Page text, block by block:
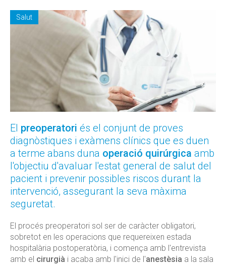
Salut
El preoperatori és el conjunt de proves
diagnòstiques i exàmens clínics que es duen
a terme abans duna operació quirúrgica amb
l'objectiu d'avaluar l'estat general de salut del
pacient i prevenir possibles riscos durant la
intervenció, assegurant la seva màxima
seguretat.
El procés preoperatori sol ser de caràcter obligatori,
sobretot en les operacions que requereixen estada
hospitalària postoperatòria, i comença amb l'entrevista
amb el cirurgià i acaba amb l'inici de l'anestèsia a la sala